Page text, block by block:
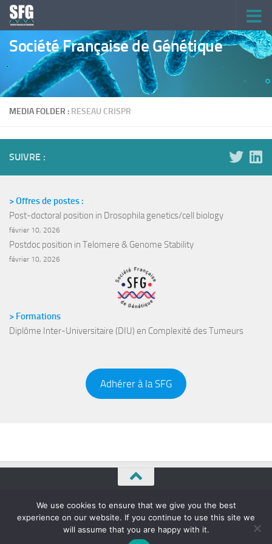
Skip to content
Société Française de Génétique
MEDIA FOLDER : RESEAU CRISPR
SUIVRE :
> Offres de postes :
Post-doctoral position in Drosophila genetics/cell biology
février 10, 2026
Postdoc position in Telomere & Genome Stability
février 10, 2026
> Formations
Diplôme Inter-Universitaire (DIU) en Complexité des Tumeurs
Adhérer à la SFG
Société Française de Génétique © 2026. Tous droits réservés.
We use cookies to ensure that we give you the best
experience on our website. If you continue to use this site we
will assume that you are happy with it.